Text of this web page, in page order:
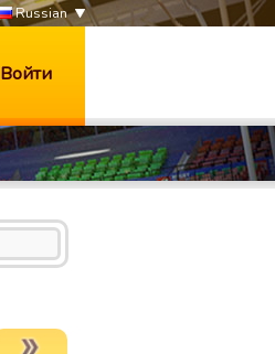
Russian
Войти